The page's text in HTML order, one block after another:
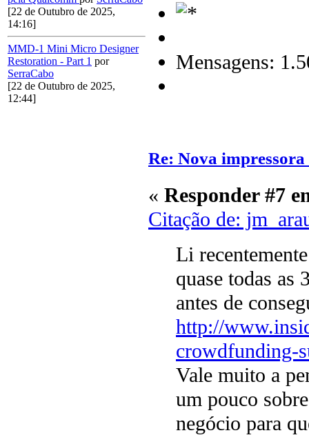
[22 de Outubro de 2025,
14:16]
MMD-1 Mini Micro Designer
Restoration - Part 1 por
SerraCabo
[22 de Outubro de 2025,
12:44]
Mensagens:
Re: Nova
« Responder #7
Citação de:
Li
quase todas as
antes de
http://
crowdfunding-
Vale muito a
um pouco
negócio para